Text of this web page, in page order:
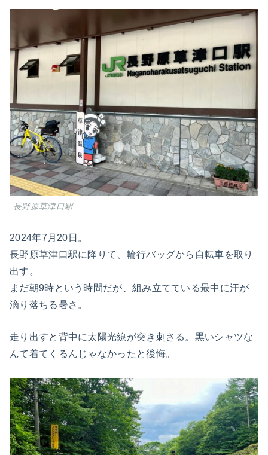
長野原草津口駅
2024年7月20日。
長野原草津口駅に降りて、輪行バッグから自転車を取り
出す。
まだ朝9時という時間だが、組み立てている最中に汗が
滴り落ちる暑さ。
走り出すと背中に太陽光線が突き刺さる。黒いシャツな
んて着てくるんじゃなかったと後悔。